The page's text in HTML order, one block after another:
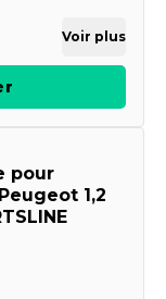
Voir plus
pour
1,2